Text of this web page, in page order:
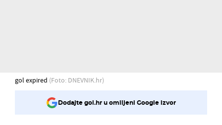
gol expired (Foto: DNEVNIK.hr)
Dodajte gol.hr u omiljeni Google izvor